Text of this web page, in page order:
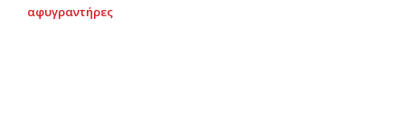
αφυγραντήρες